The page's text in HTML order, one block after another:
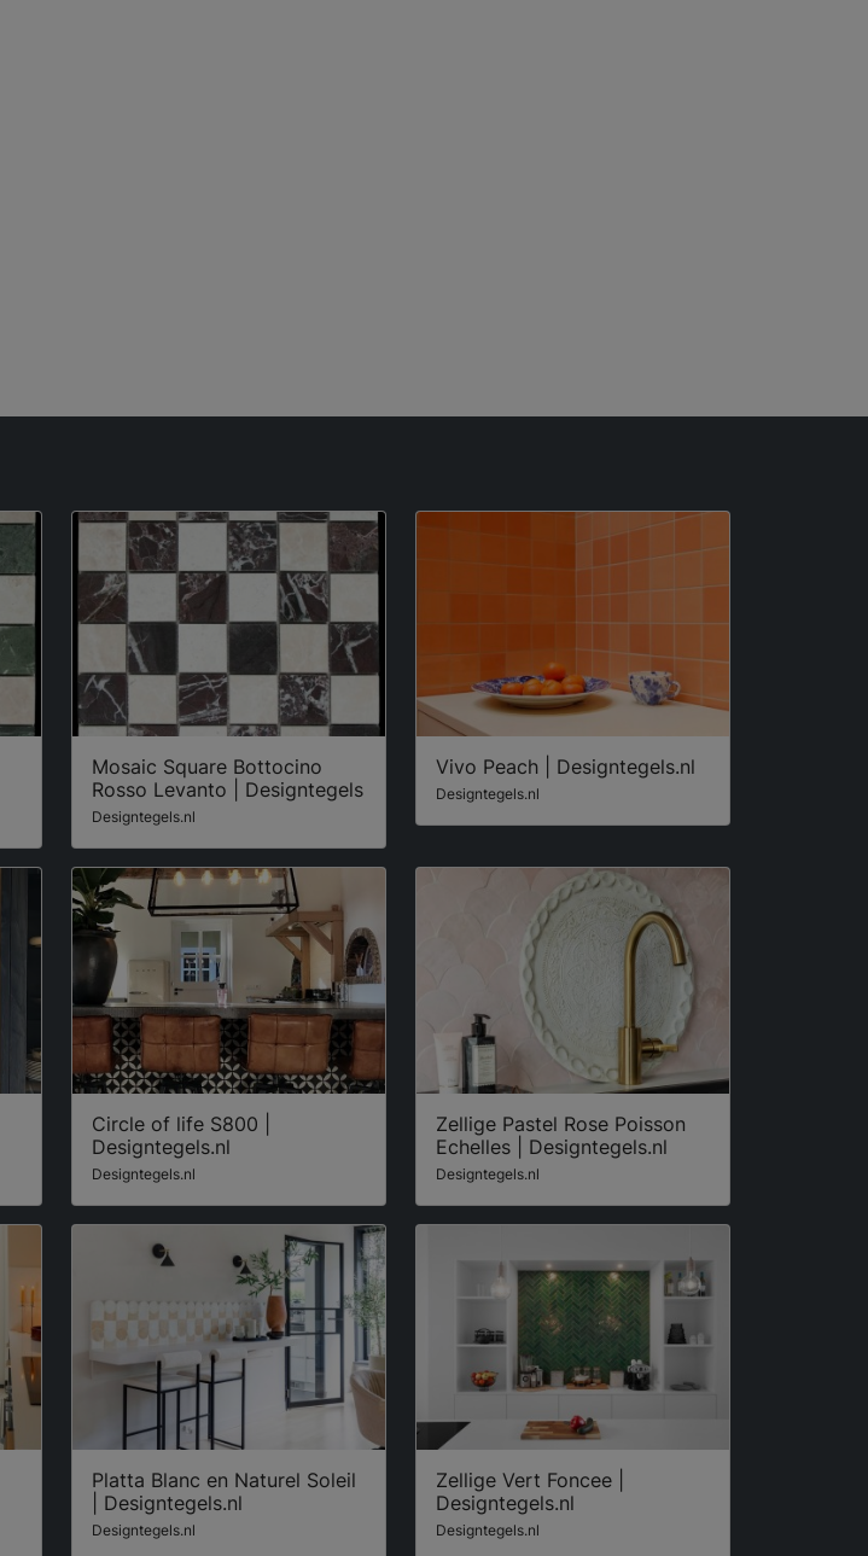
Mosaic Square Bottocino
Rosso Levanto | Designtegels
Designtegels.nl
Vivo Peach | Designtegels.nl
Designtegels.nl
Circle of life S800 |
Designtegels.nl
Designtegels.nl
Zellige Pastel Rose Poisson
Echelles | Designtegels.nl
Designtegels.nl
Platta Blanc en Naturel Soleil
| Designtegels.nl
Designtegels.nl
Zellige Vert Foncee |
Designtegels.nl
Designtegels.nl